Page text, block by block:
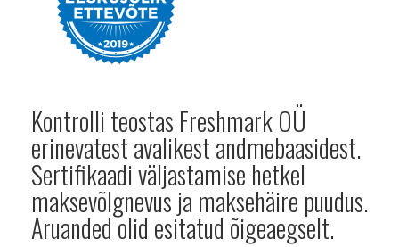
Kontrolli teostas Freshmark OÜ
erinevatest avalikest andmebaasidest.
Sertifikaadi väljastamise hetkel
maksevõlgnevus ja maksehäire puudus.
Aruanded olid esitatud õigeaegselt.